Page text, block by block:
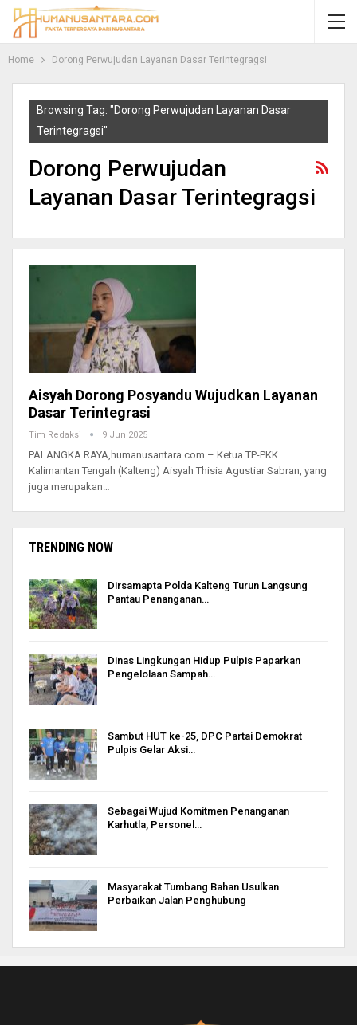
Home Dorong Perwujudan Layanan Dasar Terintegragsi
Browsing Tag: "Dorong Perwujudan Layanan Dasar
Terintegragsi"
Dorong Perwujudan
Layanan Dasar Terintegragsi
Aisyah Dorong Posyandu Wujudkan Layanan
Dasar Terintegrasi
Tim Redaksi 9 Jun 2025
PALANGKA RAYA,humanusantara.com – Ketua TP-PKK
Kalimantan Tengah (Kalteng) Aisyah Thisia Agustiar Sabran, yang
juga merupakan…
TRENDING NOW
Dirsamapta Polda Kalteng Turun Langsung
Pantau Penanganan…
Dinas Lingkungan Hidup Pulpis Paparkan
Pengelolaan Sampah…
Sambut HUT ke-25, DPC Partai Demokrat
Pulpis Gelar Aksi…
Sebagai Wujud Komitmen Penanganan
Karhutla, Personel…
Masyarakat Tumbang Bahan Usulkan
Perbaikan Jalan Penghubung